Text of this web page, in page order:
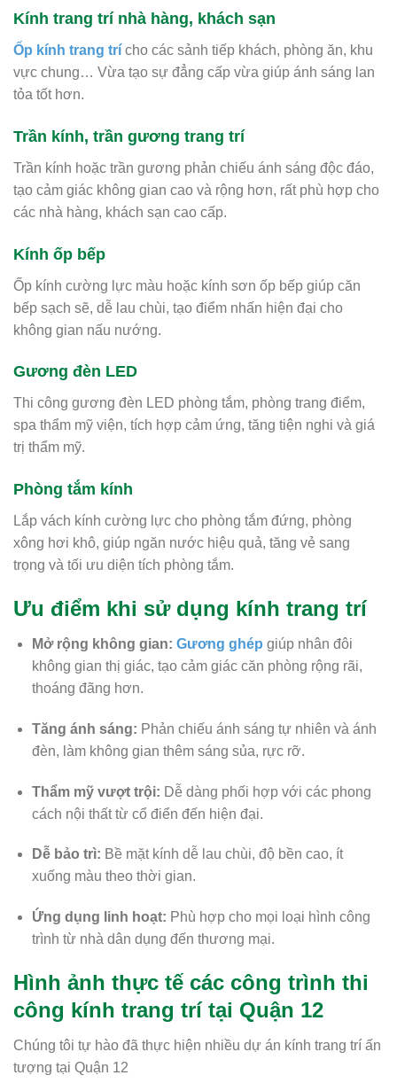
Kính trang trí nhà hàng, khách sạn
Ốp kính trang trí cho các sảnh tiếp khách, phòng ăn, khu
vực chung… Vừa tạo sự đẳng cấp vừa giúp ánh sáng lan
tỏa tốt hơn.
Trần kính, trần gương trang trí
Trần kính hoặc trần gương phản chiếu ánh sáng độc đáo,
tạo cảm giác không gian cao và rộng hơn, rất phù hợp cho
các nhà hàng, khách sạn cao cấp.
Kính ốp bếp
Ốp kính cường lực màu hoặc kính sơn ốp bếp giúp căn
bếp sạch sẽ, dễ lau chùi, tạo điểm nhấn hiện đại cho
không gian nấu nướng.
Gương đèn LED
Thi công gương đèn LED phòng tắm, phòng trang điểm,
spa thẩm mỹ viện, tích hợp cảm ứng, tăng tiện nghi và giá
trị thẩm mỹ.
Phòng tắm kính
Lắp vách kính cường lực cho phòng tắm đứng, phòng
xông hơi khô, giúp ngăn nước hiệu quả, tăng vẻ sang
trọng và tối ưu diện tích phòng tắm.
Ưu điểm khi sử dụng kính trang trí
Mở rộng không gian: Gương ghép giúp nhân đôi
không gian thị giác, tạo cảm giác căn phòng rộng rãi,
thoáng đãng hơn.
Tăng ánh sáng: Phản chiếu ánh sáng tự nhiên và ánh
đèn, làm không gian thêm sáng sủa, rực rỡ.
Thẩm mỹ vượt trội: Dễ dàng phối hợp với các phong
cách nội thất từ cổ điển đến hiện đại.
Dễ bảo trì: Bề mặt kính dễ lau chùi, độ bền cao, ít
xuống màu theo thời gian.
Ứng dụng linh hoạt: Phù hợp cho mọi loại hình công
trình từ nhà dân dụng đến thương mại.
Hình ảnh thực tế các công trình thi
công kính trang trí tại Quận 12
Chúng tôi tự hào đã thực hiện nhiều dự án kính trang trí ấn
tượng tại Quận 12